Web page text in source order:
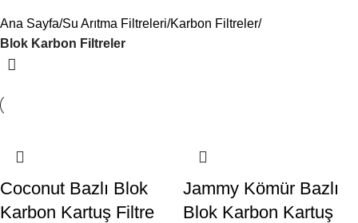
Ana Sayfa Su Arıtma Filtreleri Karbon Filtreler
Blok Karbon Filtreler
Coconut Bazlı Blok
Karbon Kartuş Filtre
Jammy Kömür Bazlı
Blok Karbon Kartuş